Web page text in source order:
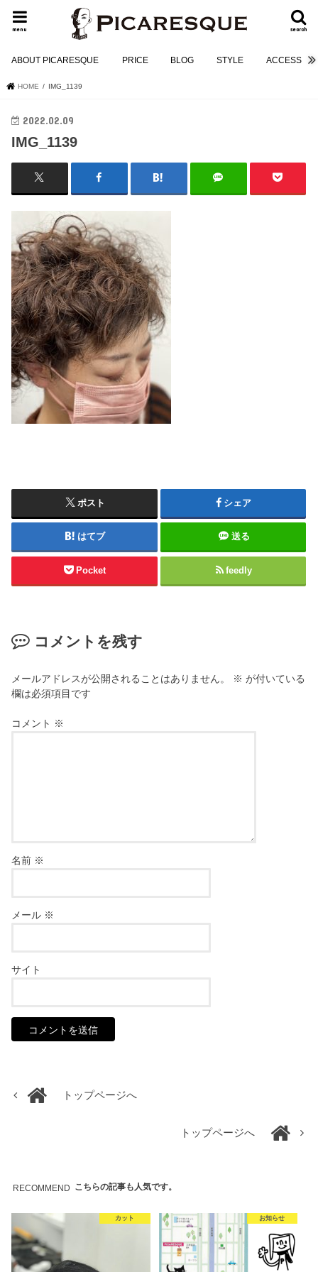
search
menu
ABOUT PICARESQUE PRICE BLOG STYLE ACCESS
HOME IMG_1139
2022.02.09
IMG_1139
ポスト シェア
はてブ 送る
Pocket feedly
コメントを残す
メールアドレスが公開されることはありません。 ※ が付いている
欄は必須項目です
コメント ※
名前 ※
メール ※
サイト
トップページへ
トップページへ
RECOMMEND こちらの記事も人気です。
カット お知らせ